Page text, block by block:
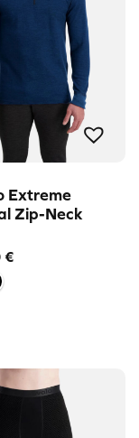
Extreme
Zip-Neck
€